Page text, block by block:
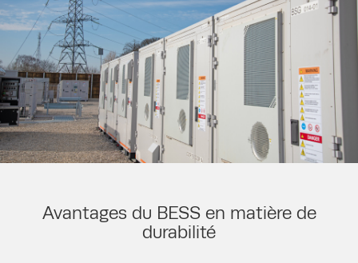
Avantages du BESS en matière de
durabilité